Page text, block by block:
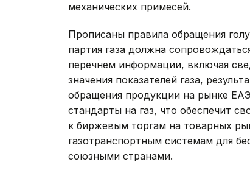
механических примесей.
Прописаны правила обращения
партия газа должна
перечнем информации, включая
значения показателей газа,
обращения продукции на рынке
стандарты на газ, что обеспечит
к биржевым торгам на товарных
газотранспортным системам для
союзными странами.